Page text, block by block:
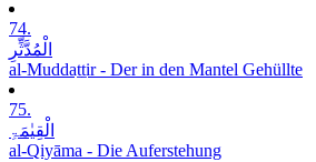
74.
الْمُدَّثِّرِ
al-Muddaṯṯir - Der in den Mantel Gehüllte
75.
الْقِیٰمَۃِ
al-Qiyāma - Die Auferstehung